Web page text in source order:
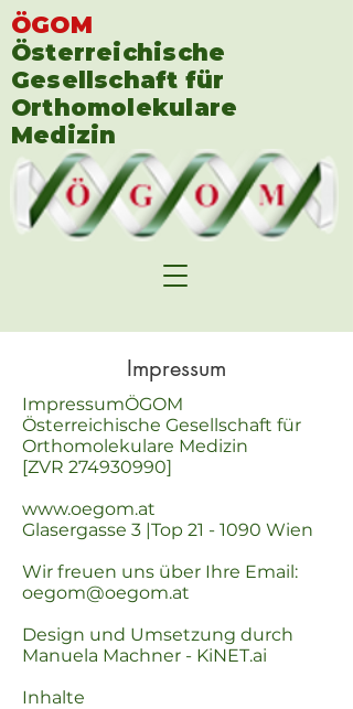
ÖGOM
Österreichische
Gesellschaft für
Orthomolekulare
Medizin
Impressum
ImpressumÖGOM
Österreichische Gesellschaft für
Orthomolekulare Medizin
[ZVR 274930990]
www.oegom.at
Glasergasse 3 |Top 21 - 1090 Wien
Wir freuen uns über Ihre Email:
oegom@oegom.at
Design und Umsetzung durch
Manuela Machner - KiNET.ai
Inhalte